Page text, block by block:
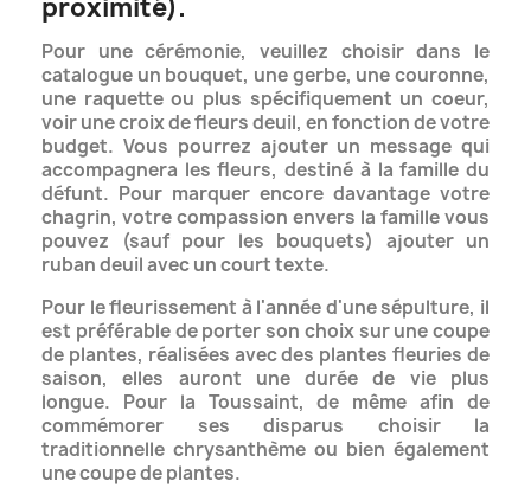
proximité).
Pour une cérémonie, veuillez choisir dans le
catalogue un bouquet, une gerbe, une couronne,
une raquette ou plus spécifiquement un coeur,
voir une croix de fleurs deuil, en fonction de votre
budget. Vous pourrez ajouter un message qui
accompagnera les fleurs, destiné à la famille du
défunt. Pour marquer encore davantage votre
chagrin, votre compassion envers la famille vous
pouvez (sauf pour les bouquets) ajouter un
ruban deuil avec un court texte.
Pour le fleurissement à l'année d'une sépulture, il
est préférable de porter son choix sur une coupe
de plantes, réalisées avec des plantes fleuries de
saison, elles auront une durée de vie plus
longue. Pour la Toussaint, de même afin de
commémorer ses disparus choisir la
traditionnelle chrysanthème ou bien également
une coupe de plantes.